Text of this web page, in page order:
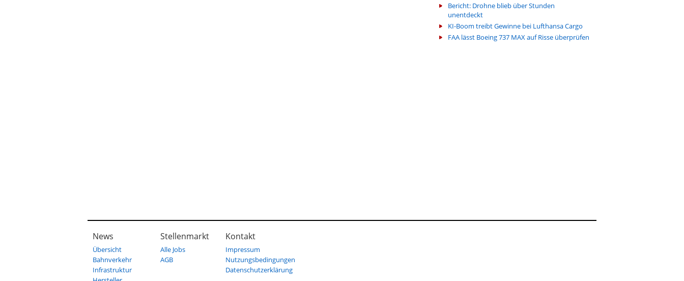
Bericht: Drohne blieb über Stunden
unentdeckt
KI-Boom treibt Gewinne bei Lufthansa Cargo
FAA lässt Boeing 737 MAX auf Risse überprüfen
News
Übersicht
Bahnverkehr
Infrastruktur
Stellenmarkt
Alle Jobs
AGB
Kontakt
Impressum
Nutzungsbedingungen
Datenschutzerklärung